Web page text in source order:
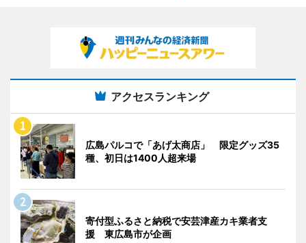
アクセスランキング
広島パルコで「あげ太商店」 限定グッズ35
種、初日は1400人超来場
寄付型ふるさと納税で安芸津産カキ業者支
援 東広島市が企画